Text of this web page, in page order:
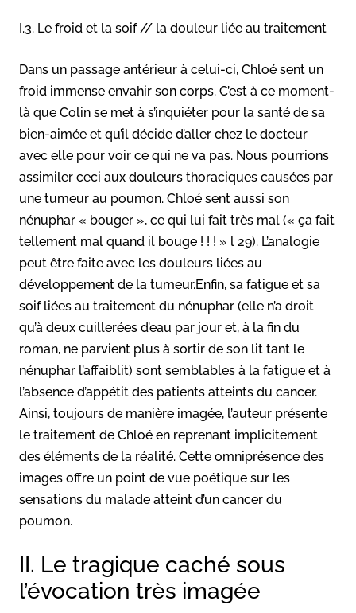
I.3. Le froid et la soif // la douleur liée au traitement
Dans un passage antérieur à celui-ci, Chloé sent un
froid immense envahir son corps. C’est à ce moment-
là que Colin se met à s’inquiéter pour la santé de sa
bien-aimée et qu’il décide d’aller chez le docteur
avec elle pour voir ce qui ne va pas. Nous pourrions
assimiler ceci aux douleurs thoraciques causées par
une tumeur au poumon. Chloé sent aussi son
nénuphar « bouger », ce qui lui fait très mal (« ça fait
tellement mal quand il bouge ! ! ! » l 29). L’analogie
peut être faite avec les douleurs liées au
développement de la tumeur.Enfin, sa fatigue et sa
soif liées au traitement du nénuphar (elle n’a droit
qu’à deux cuillerées d’eau par jour et, à la fin du
roman, ne parvient plus à sortir de son lit tant le
nénuphar l’affaiblit) sont semblables à la fatigue et à
l’absence d’appétit des patients atteints du cancer.
Ainsi, toujours de manière imagée, l’auteur présente
le traitement de Chloé en reprenant implicitement
des éléments de la réalité. Cette omniprésence des
images offre un point de vue poétique sur les
sensations du malade atteint d’un cancer du
poumon.
II. Le tragique caché sous
l’évocation très imagée